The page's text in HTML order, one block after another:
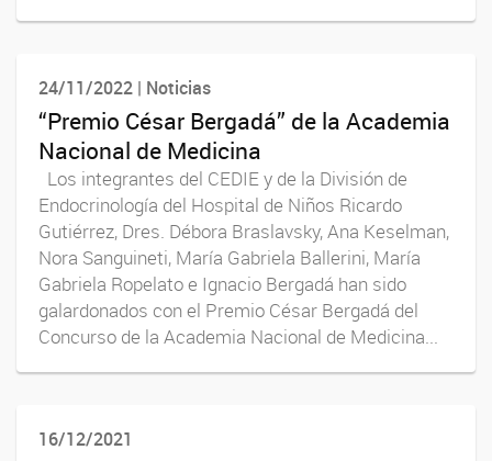
24/11/2022 | Noticias
“Premio César Bergadá” de la Academia
Nacional de Medicina
Los integrantes del CEDIE y de la División de
Endocrinología del Hospital de Niños Ricardo
Gutiérrez, Dres. Débora Braslavsky, Ana Keselman,
Nora Sanguineti, María Gabriela Ballerini, María
Gabriela Ropelato e Ignacio Bergadá han sido
galardonados con el Premio César Bergadá del
Concurso de la Academia Nacional de Medicina...
16/12/2021